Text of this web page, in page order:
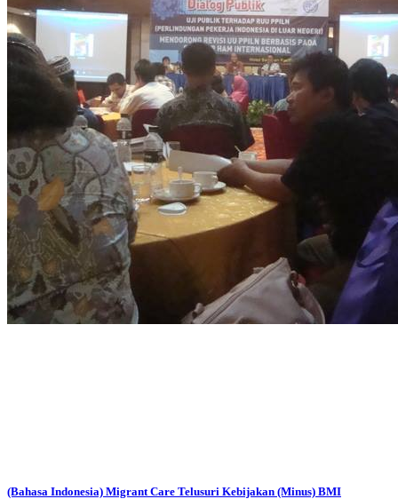
(Bahasa Indonesia) Migrant Care Telusuri Kebijakan (Minus) BMI